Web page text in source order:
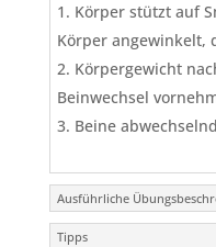
Körper stützt auf
Körper angewinkelt,
Körpergewicht
Beinwechsel
Beine
Ausführliche
Tipps